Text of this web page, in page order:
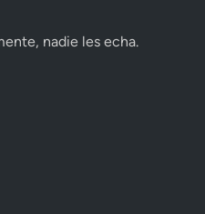
nadie les echa.